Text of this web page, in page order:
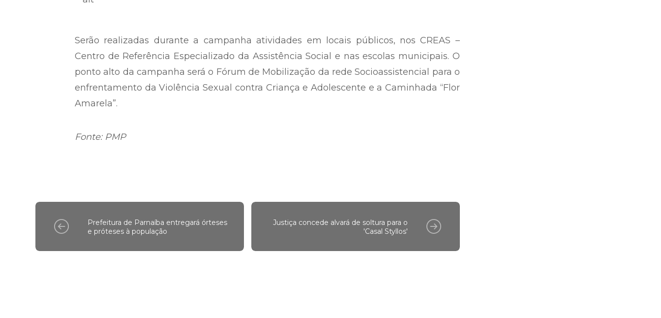
Serão realizadas durante a campanha atividades em locais públicos, nos CREAS –
Centro de Referência Especializado da Assistência Social e nas escolas municipais. O
ponto alto da campanha será o Fórum de Mobilização da rede Socioassistencial para o
enfrentamento da Violência Sexual contra Criança e Adolescente e a Caminhada “Flor
Amarela”.
Fonte: PMP
Prefeitura de Parnaíba entregará órteses
e próteses à população
Justiça concede alvará de soltura para o
'Casal Styllos'